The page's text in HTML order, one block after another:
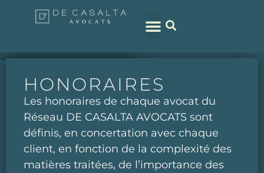
HONORAIRES
Les honoraires de chaque avocat du
Réseau DE CASALTA AVOCATS sont
définis, en concertation avec chaque
client, en fonction de la complexité des
matières traitées, de l’importance des